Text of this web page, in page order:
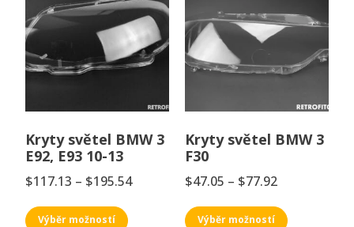
Kryty světel BMW 3
E92, E93 10-13
$117.13 – $195.54
Výběr možností
Kryty světel BMW 3
F30
$47.05 – $77.92
Výběr možností